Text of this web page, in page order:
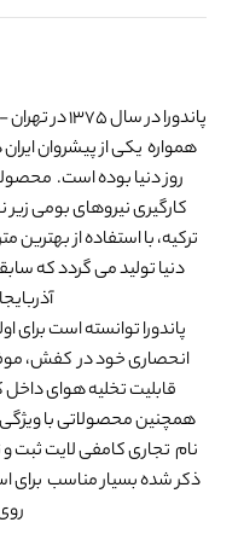
پاندورا در سال
همواره یکی از پیشروان
روز دنیا بوده است.
کارگیری نیروهای بومی زیر
ترکیه، با استفاده از بهترین
دنیا تولید می گردد که
پاندورا توانسته است برای
انحصاری خود در کفش، موفق
قابلیت تخلیه هوای
همچنین محصولاتی با
نام تجاری کامفی لایت ثبت و
ذکر شده بسیار مناسب برای